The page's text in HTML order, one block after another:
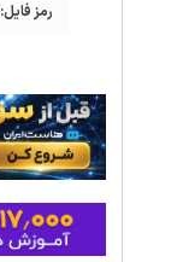
رمز فایل: